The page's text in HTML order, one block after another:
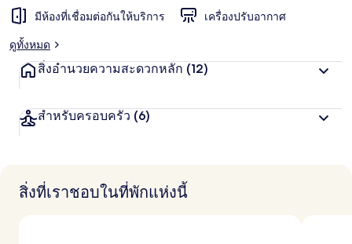
มีห้องที่เชื่อมต่อกันให้บริการ
เครื่องปรับอากาศ
ดูทั้งหมด
สิ่งอำนวยความสะดวกหลัก (12)
สำหรับครอบครัว (6)
สิ่งที่เราชอบในที่พักแห่งนี้